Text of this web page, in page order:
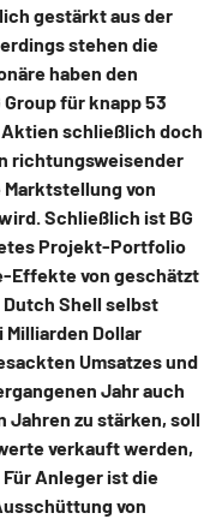
gestärkt aus der
stehen die
haben den
für knapp 53
Aktien schließlich doch
richtungsweisender
von
Schließlich ist BG
Projekt-Portfolio
Effekte von geschätzt
Dutch Shell selbst
Dollar
Umsatzes und
Jahr auch
Jahren zu stärken, soll
verkauft werden,
Anleger ist die
von